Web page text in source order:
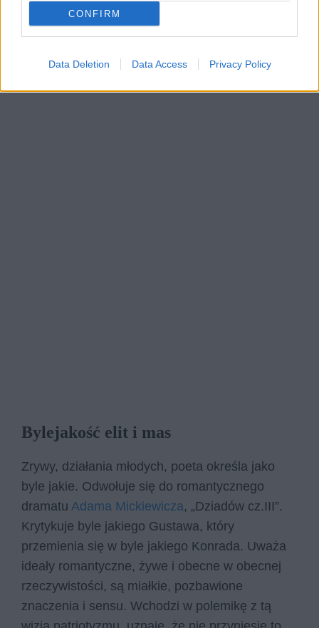
CONFIRM
Data Deletion Data Access Privacy Policy
przez słuchaczy. Jest w tym ujęciu pewna
widzi w nich samego siebie sprzed lat.
Bylejakość elit i mas
Zrywy, działania młodych, poeta określa jako
byle jakie. Odwołuje się do romantycznego
dramatu Adama Mickiewicza, „Dziadów cz.III”.
Krytykuje byle jakiego Gustawa, który
przemienia się w byle jakiego Konrada. Uważa
ideały romantyczne, żywe i obecne w obecnej
rzeczywistości, są miałkie, pozbawione
znaczenia i sensu. Wchodzi w polemikę z tą